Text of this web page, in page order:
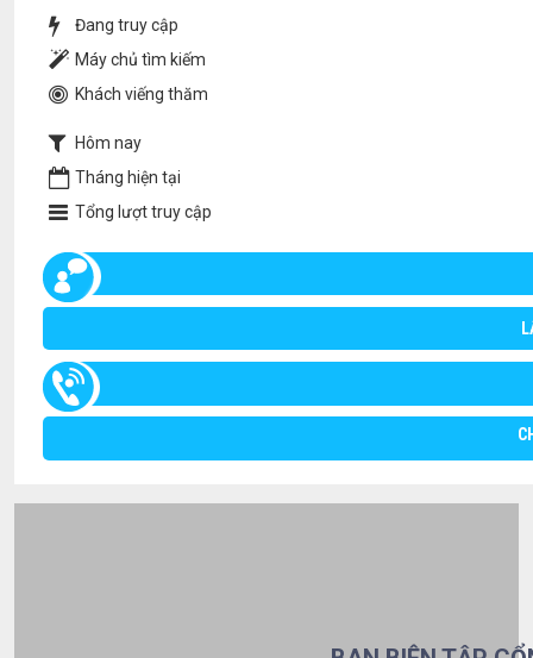
Đang truy cập
Máy chủ tìm kiếm
Khách viếng thăm
Hôm nay
Tháng hiện tại
Tổng lượt truy cập